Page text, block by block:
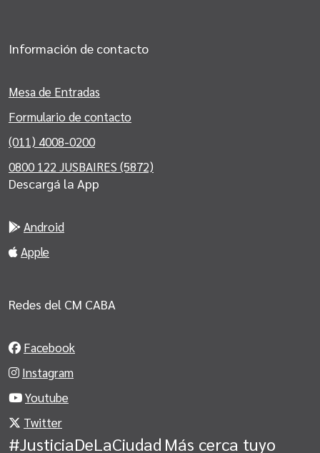
Información de contacto
Mesa de Entradas
Formulario de contacto
(011) 4008-0200
0800 122 JUSBAIRES (5872)
Descargá la App
Android
Apple
Redes del CM CABA
Facebook
Instagram
Youtube
Twitter
#JusticiaDeLaCiudad Más cerca tuyo